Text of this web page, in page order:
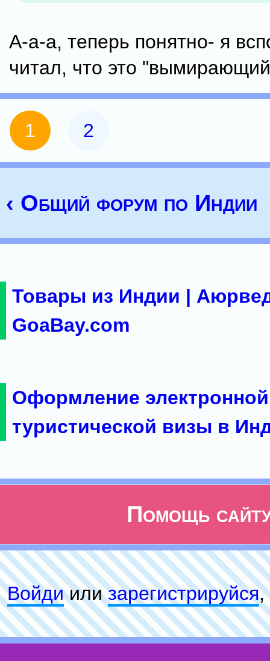
А-а-а, теперь понятно- я
читал, что это
1 2
‹ Общий форум по Индии
Товары из Индии |
GoaBay.com
Оформление электронной
туристической визы в
Помощь
Войдиилизарeгиcтpируйся,